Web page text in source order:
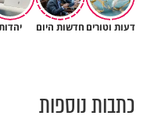
דעות וטורים חדשות היום
תהיו אהרון הכהן - תשכינו
כתבות נוספות